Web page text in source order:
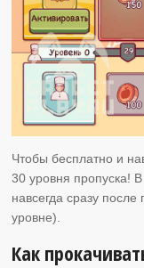
Чтобы бесплатно и
30 уровня пропуска!
навсегда сразу
уровне).
Как